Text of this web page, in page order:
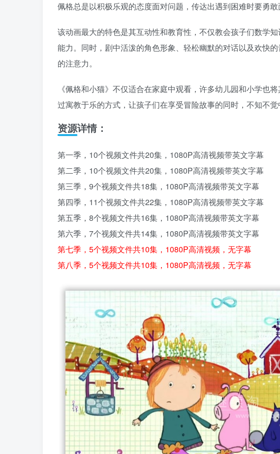
佩格总是以积极乐观的态度面对问题，传达出遇到困难时要勇敢
该动画最大的特色是其互动性和教育性，不仅教会孩子们数学
能力。同时，剧中活泼的角色形象、轻松幽默的对话以及欢快
的注意力。
《佩格和小猫》不仅适合在家庭中观看，许多幼儿园和小学也
过寓教于乐的方式，让孩子们在享受冒险故事的同时，不知不觉
资源详情：
第一季，10个视频文件共20集，1080P高清视频带英文字幕
第二季，10个视频文件共20集，1080P高清视频带英文字幕
第三季，9个视频文件共18集，1080P高清视频带英文字幕
第四季，11个视频文件共22集，1080P高清视频带英文字幕
第五季，8个视频文件共16集，1080P高清视频带英文字幕
第六季，7个视频文件共14集，1080P高清视频带英文字幕
第七季，5个视频文件共10集，1080P高清视频，无字幕
第八季，5个视频文件共10集，1080P高清视频，无字幕